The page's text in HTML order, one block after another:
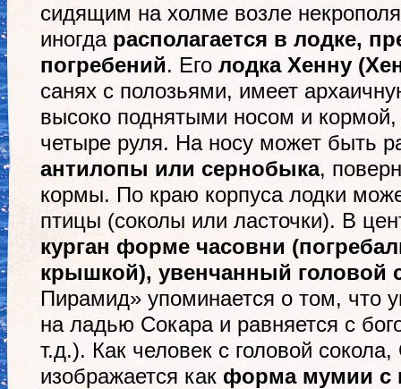
сидящим на холме возле
иногда располагается в лодке,
погребений. Его лодка Хенну
санях с полозьями, имеет
высоко поднятыми носом и кормой,
четыре руля. На носу может быть
антилопы или сернобыка,
кормы. По краю корпуса лодки
птицы (соколы или ласточки). В
курган форме часовни (
крышкой), увенчанный головой
Пирамид» упоминается о том, что
на ладью Сокара и равняется с
т.д.). Как человек с головой
изображается как форма мумии с